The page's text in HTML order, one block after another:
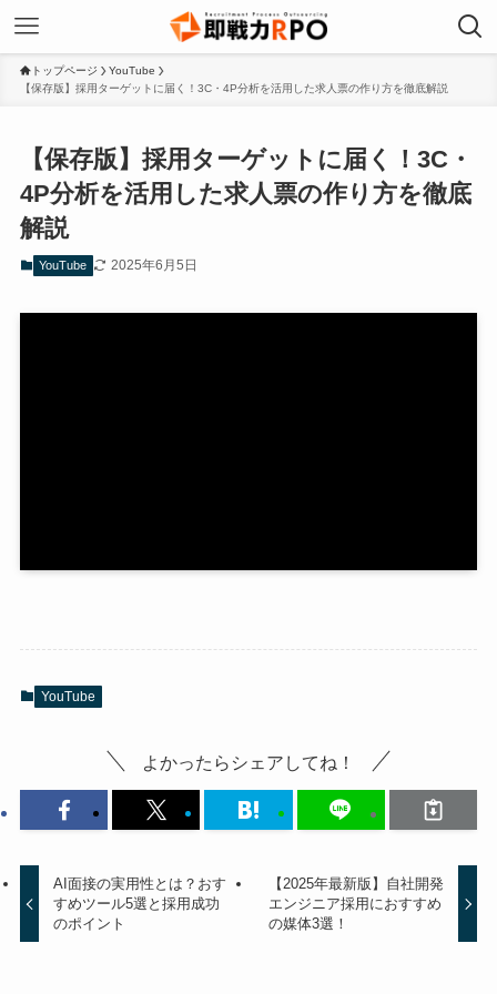
トップページ
YouTube
【保存版】採用ターゲットに届く！3C・4P分析を活用した求人票の作り方を徹底解説
【保存版】採用ターゲットに届く！3C・
4P分析を活用した求人票の作り方を徹底
解説
YouTube 2025年6月5日
YouTube
よかったらシェアしてね！
AI面接の実用性とは？おす
すめツール5選と採用成功
のポイント
【2025年最新版】自社開発
エンジニア採用におすすめ
の媒体3選！